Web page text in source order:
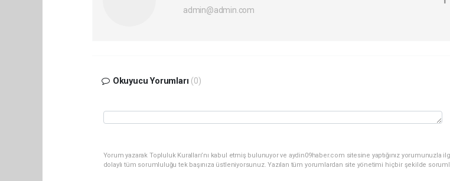
admin@admin.com
Okuyucu Yorumları (0)
Yorum yazarak Topluluk Kuralları’nı kabul etmiş bulunuyor ve aydin09haber.com sitesine yaptığınız yorumunuzla
dolaylı tüm sorumluluğu tek başınıza üstleniyorsunuz. Yazılan tüm yorumlardan site yönetimi hiçbir şekilde